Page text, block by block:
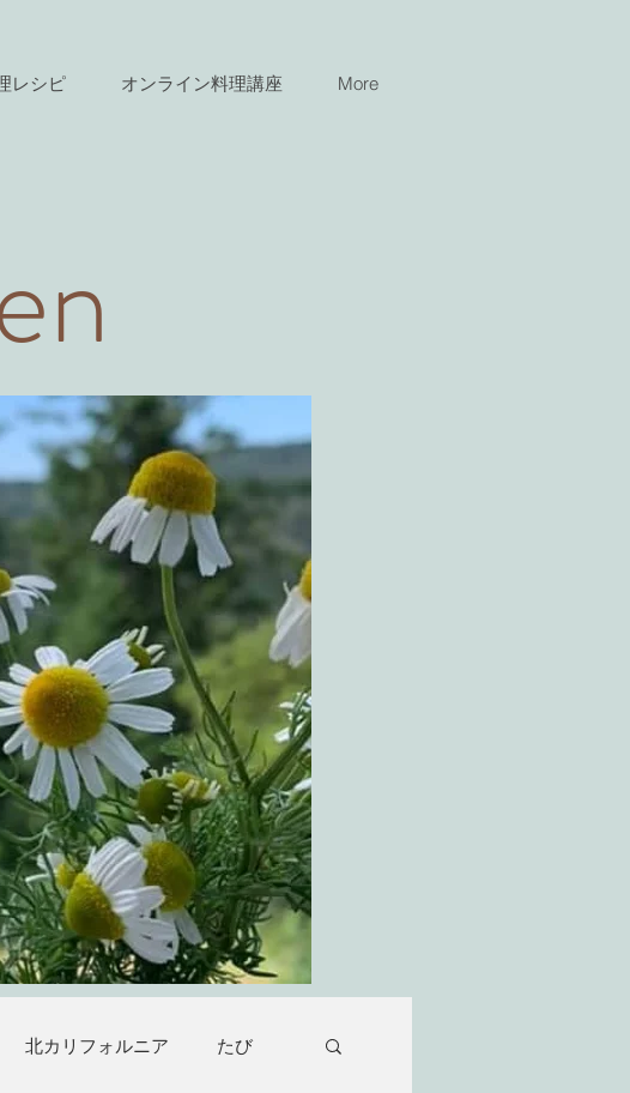
レシピ オンライン料理講座 More
北カリフォルニア たび